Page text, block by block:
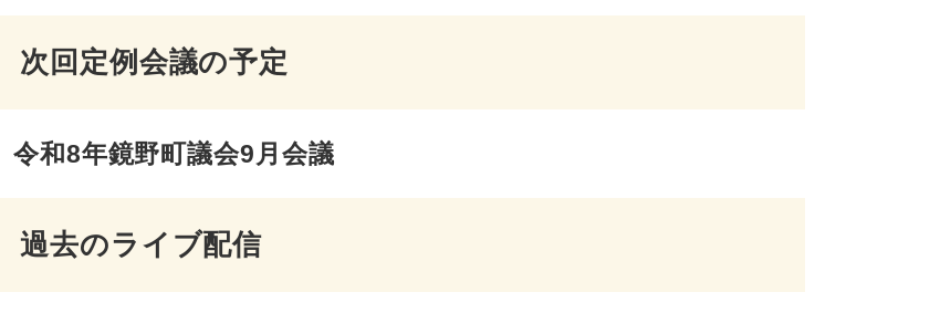
次回定例会議の予定
令和8年鏡野町議会9月会議
過去のライブ配信